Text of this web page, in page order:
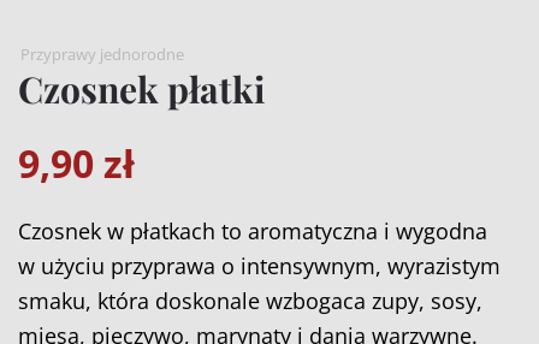
Przyprawy jednorodne
Czosnek płatki
9,90 zł
Czosnek w płatkach to aromatyczna i wygodna
w użyciu przyprawa o intensywnym, wyrazistym
smaku, która doskonale wzbogaca zupy, sosy,
mięsa, pieczywo, marynaty i dania warzywne.